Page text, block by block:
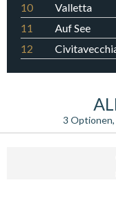
10
Valletta
11
Auf See
12
3 Optionen,